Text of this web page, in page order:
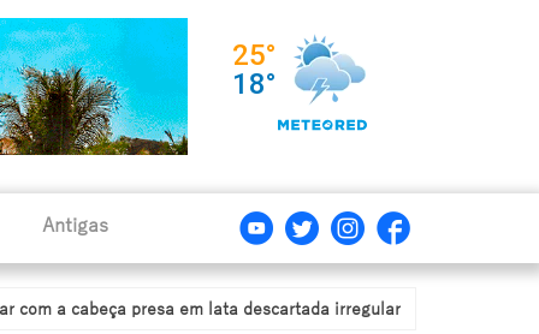
Antigas
presa em lata descartada irregularmente em estrada de Pompeia